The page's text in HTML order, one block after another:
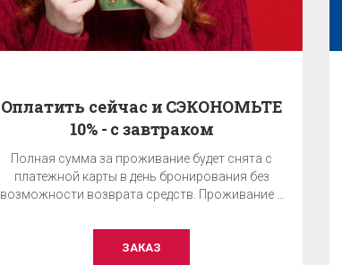
Оплатить сейчас и СЭКОНОМЬТЕ
10% - с завтраком
Полная сумма за проживание будет снята с
платежной карты в день бронирования без
возможности возврата средств. Проживание с
ЗАКАЗ